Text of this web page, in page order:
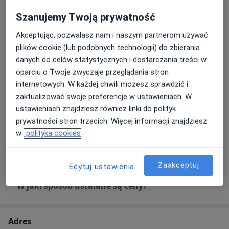
Badania profilaktyczne
Szczegóły
Masaż leczniczy
Od 50 zł Szczegóły
Masaż relaksacyjny
Od 50 zł Szczegóły
W jaki sposób ustalane są ceny?
Adres
Szanujemy Twoją prywatność
Akceptując, pozwalasz nam i naszym partnerom używać
plików cookie (lub podobnych technologii) do zbierania
danych do celów statystycznych i dostarczania treści w
oparciu o Twoje zwyczaje przeglądania stron
internetowych. W każdej chwili możesz sprawdzić i
zaktualizować swoje preferencje w ustawieniach. W
ustawieniach znajdziesz również linki do polityk
prywatności stron trzecich. Więcej informacji znajdziesz
w polityka cookies
Edytuj ustawienia Zaakceptuj